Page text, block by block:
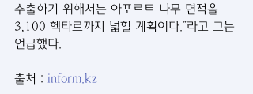
수출하기 위해서는 아포르트 나무 면적을
3,100 헥타르까지 넓힐 계획이다.”라고 그는
언급했다.
출처 : inform.kz